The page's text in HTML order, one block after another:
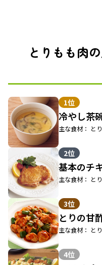
とりもも肉
1位
冷やし茶
主な食材： と
2位
基本のチ
主な食材： と
3位
とりの甘
主な食材： と
4位